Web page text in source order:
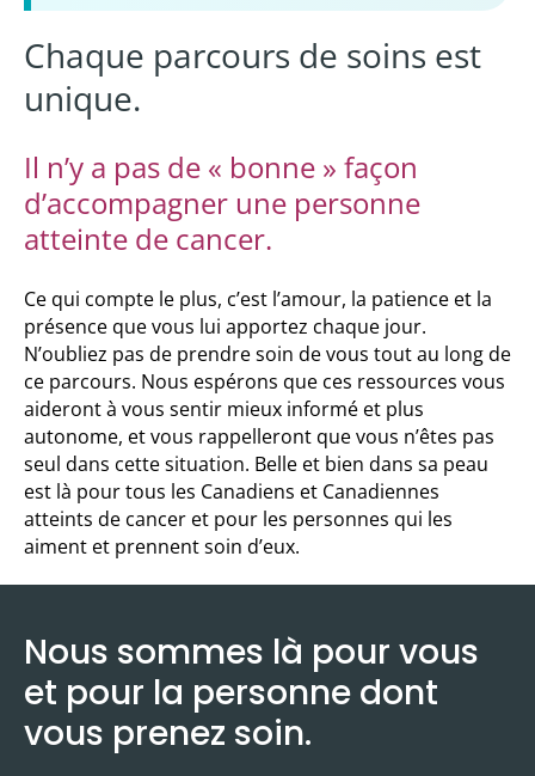
Chaque parcours de soins est
unique.
Il n’y a pas de « bonne » façon
d’accompagner une personne
atteinte de cancer.
Ce qui compte le plus, c’est l’amour, la patience et la
présence que vous lui apportez chaque jour.
N’oubliez pas de prendre soin de vous tout au long de
ce parcours. Nous espérons que ces ressources vous
aideront à vous sentir mieux informé et plus
autonome, et vous rappelleront que vous n’êtes pas
seul dans cette situation. Belle et bien dans sa peau
est là pour tous les Canadiens et Canadiennes
atteints de cancer et pour les personnes qui les
aiment et prennent soin d’eux.
Nous sommes là pour vous
et pour la personne dont
vous prenez soin.